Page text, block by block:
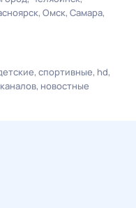
Омск Самара
спортивные hd
новостные